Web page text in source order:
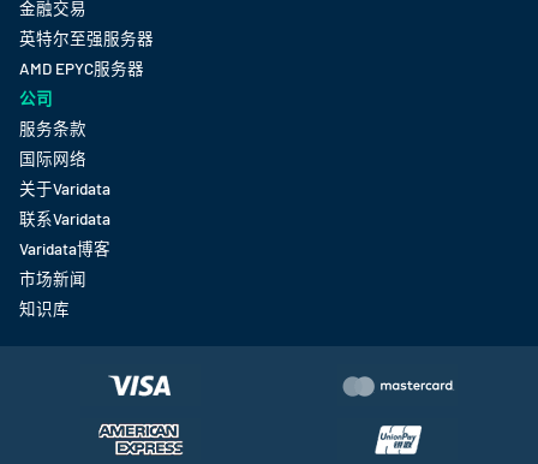
金融交易
英特尔至强服务器
AMD EPYC服务器
公司
服务条款
国际网络
关于Varidata
联系Varidata
Varidata博客
市场新闻
知识库